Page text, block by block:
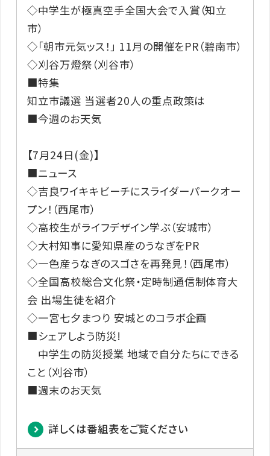
◇中学生が極真空手全国大会で入賞（知立
市）
◇「朝市元気ッス！」 11月の開催をPR（碧南市）
◇刈谷万燈祭（刈谷市）
■特集
知立市議選 当選者20人の重点政策は
■今週のお天気
【7月24日(金)】
■ニュース
◇吉良ワイキキビーチにスライダーパークオー
プン！（西尾市）
◇高校生がライフデザイン学ぶ（安城市）
◇大村知事に愛知県産のうなぎをPR
◇一色産うなぎのスゴさを再発見！（西尾市）
◇全国高校総合文化祭・定時制通信制体育大
会 出場生徒を紹介
◇一宮七夕まつり 安城とのコラボ企画
■シェアしよう防災!
中学生の防災授業 地域で自分たちにできる
こと（刈谷市）
■週末のお天気
詳しくは番組表をご覧ください